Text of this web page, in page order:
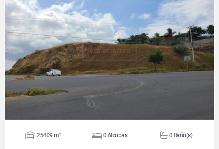
VER DETALLES
25409 m² 0 Alcobas 0 Baño(s)